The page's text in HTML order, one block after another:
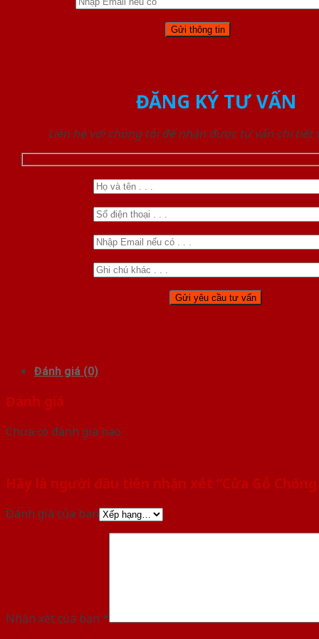
ĐĂNG KÝ TƯ VẤN
Liên hệ với chúng tôi để nhận được tư vấn chi tiết
Đánh giá (0)
Đánh giá
Chưa có đánh giá nào.
Hãy là người đầu tiên nhận xét “Cửa Gỗ
Đánh giá của bạn
Nhận xét của bạn *